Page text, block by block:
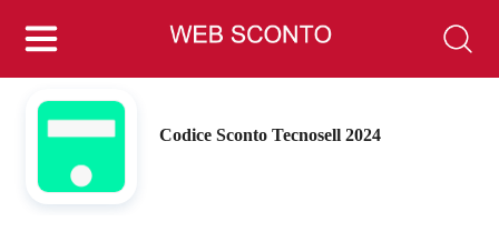
Codice Sconto Tecnosell 2024